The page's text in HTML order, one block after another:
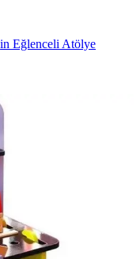
Eğlenceli Atölye